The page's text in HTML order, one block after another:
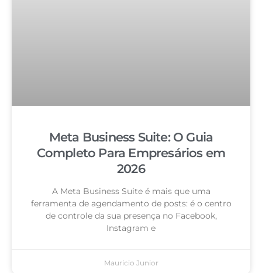
Meta Business Suite: O Guia
Completo Para Empresários em
2026
A Meta Business Suite é mais que uma
ferramenta de agendamento de posts: é o centro
de controle da sua presença no Facebook,
Instagram e
Mauricio Junior